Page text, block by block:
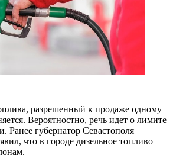
разрешенный к продаже одному
Вероятностно, речь идет о лимите
Ранее губернатор Севастополя
что в городе дизельное топливо